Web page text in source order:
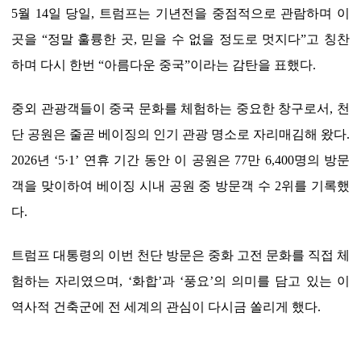
5월 14일 당일, 트럼프는 기년전을 중점적으로 관람하며 이
곳을 “정말 훌륭한 곳, 믿을 수 없을 정도로 멋지다”고 칭찬
하며 다시 한번 “아름다운 중국”이라는 감탄을 표했다.
중외 관광객들이 중국 문화를 체험하는 중요한 창구로서, 천
단 공원은 줄곧 베이징의 인기 관광 명소로 자리매김해 왔다.
2026년 ‘5·1’ 연휴 기간 동안 이 공원은 77만 6,400명의 방문
객을 맞이하여 베이징 시내 공원 중 방문객 수 2위를 기록했
다.
트럼프 대통령의 이번 천단 방문은 중화 고전 문화를 직접 체
험하는 자리였으며, ‘화합’과 ‘풍요’의 의미를 담고 있는 이
역사적 건축군에 전 세계의 관심이 다시금 쏠리게 했다.